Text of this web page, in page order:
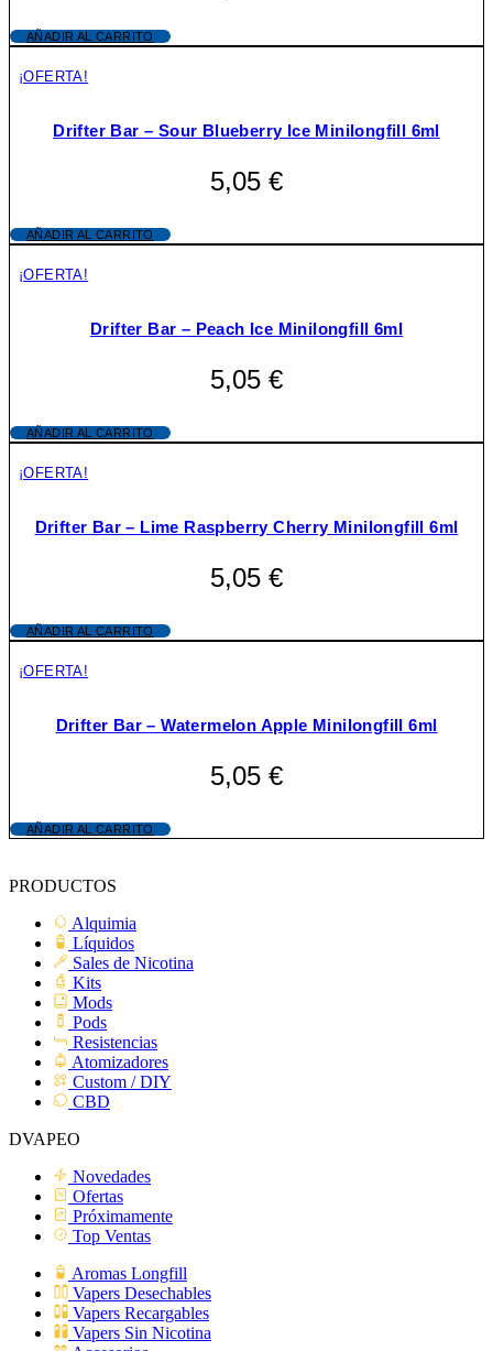
AÑADIR AL CARRITO
¡OFERTA!
Drifter Bar – Sour Blueberry Ice Minilongfill 6ml
5,05 €
AÑADIR AL CARRITO
¡OFERTA!
Drifter Bar – Peach Ice Minilongfill 6ml
5,05 €
AÑADIR AL CARRITO
¡OFERTA!
Drifter Bar – Lime Raspberry Cherry Minilongfill 6ml
5,05 €
AÑADIR AL CARRITO
¡OFERTA!
Drifter Bar – Watermelon Apple Minilongfill 6ml
5,05 €
AÑADIR AL CARRITO
PRODUCTOS
Alquimia
Líquidos
Sales de Nicotina
Kits
Mods
Pods
Resistencias
Atomizadores
Custom / DIY
CBD
DVAPEO
Novedades
Ofertas
Próximamente
Top Ventas
Aromas Longfill
Vapers Desechables
Vapers Recargables
Vapers Sin Nicotina